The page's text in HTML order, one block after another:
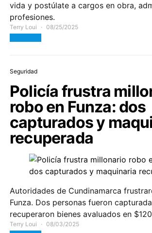
vida y postúlate a cargos en obra,
profesiones.
Terry Loui 08/25/2025
Seguridad
Policía frustra
robo en Funza: dos
capturados y
recuperada
Autoridades de Cundinamarca
Funza. Dos personas fueron
recuperaron bienes avaluados en
Terry Loui 08/03/2025